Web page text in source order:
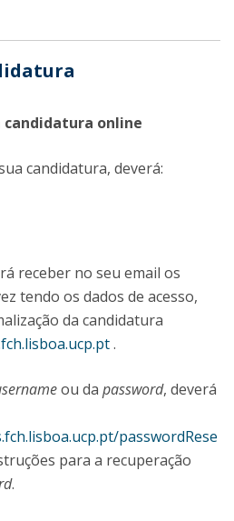
candidatura online
candidatura, deverá:
receber no seu email os
tendo os dados de acesso,
da candidatura
.
ou da password, deverá
passwordRese
para a recuperação
.